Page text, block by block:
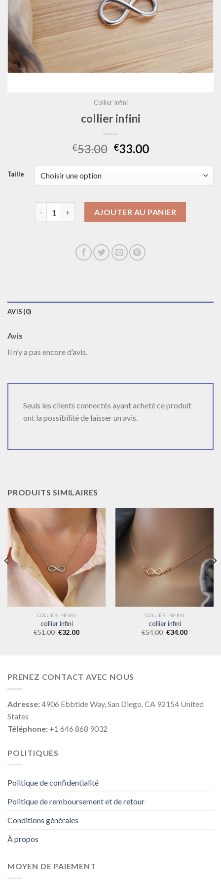
Collier Infini
collier infini
€53.00 €33.00
Taille
AJOUTER AU PANIER
AVIS (0)
Avis
Il n’y a pas encore d’avis.
Seuls les clients connectés ayant acheté ce produit
ont la possibilité de laisser un avis.
PRODUITS SIMILAIRES
COLLIER INFINI
collier infini
€51.00 €32.00
COLLIER INFINI
collier infini
€54.00 €34.00
PRENEZ CONTACT AVEC NOUS
Adresse:4906 Ebbtide Way, San Diego, CA 92154 United
States
Téléphone: +1 646 868 9032
POLITIQUES
Politique de confidentialité
Politique de remboursement et de retour
Conditions générales
À propos
MOYEN DE PAIEMENT